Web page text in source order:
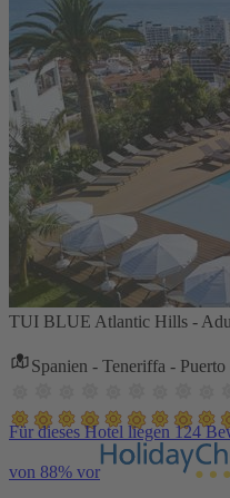
TUI BLUE Atlantic Hills -
Spanien - Teneriffa -
Für dieses Hotel liegen 124
von 88% vor